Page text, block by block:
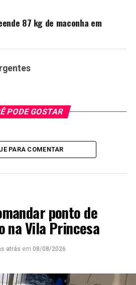
87 kg de maconha em
PODE GOSTAR
PARA COMENTAR
ponto de
na Vila Princesa
atrás em 08/08/2026